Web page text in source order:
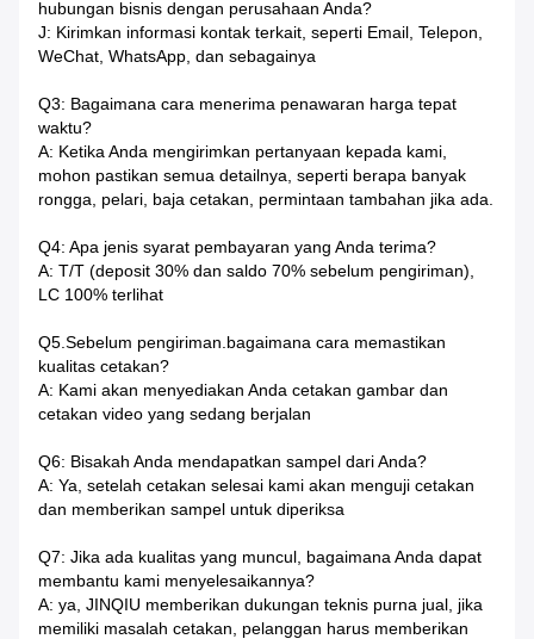
hubungan bisnis dengan perusahaan Anda?
J: Kirimkan informasi kontak terkait, seperti Email, Telepon,
WeChat, WhatsApp, dan sebagainya
Q3: Bagaimana cara menerima penawaran harga tepat
waktu?
A: Ketika Anda mengirimkan pertanyaan kepada kami,
mohon pastikan semua detailnya, seperti berapa banyak
rongga, pelari, baja cetakan, permintaan tambahan jika ada.
Q4: Apa jenis syarat pembayaran yang Anda terima?
A: T/T (deposit 30% dan saldo 70% sebelum pengiriman),
LC 100% terlihat
Q5.Sebelum pengiriman.bagaimana cara memastikan
kualitas cetakan?
A: Kami akan menyediakan Anda cetakan gambar dan
cetakan video yang sedang berjalan
Q6: Bisakah Anda mendapatkan sampel dari Anda?
A: Ya, setelah cetakan selesai kami akan menguji cetakan
dan memberikan sampel untuk diperiksa
Q7: Jika ada kualitas yang muncul, bagaimana Anda dapat
membantu kami menyelesaikannya?
A: ya, JINQIU memberikan dukungan teknis purna jual, jika
memiliki masalah cetakan, pelanggan harus memberikan